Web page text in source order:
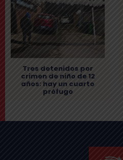
Tres detenidos por
crimen de niño de 12
años: hay un cuarto
prófugo